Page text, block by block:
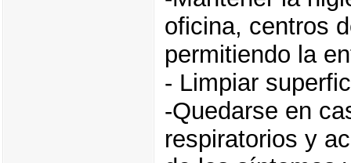
oficina, centros
permitiendo la
- Limpiar
-Quedarse en
respiratorios y